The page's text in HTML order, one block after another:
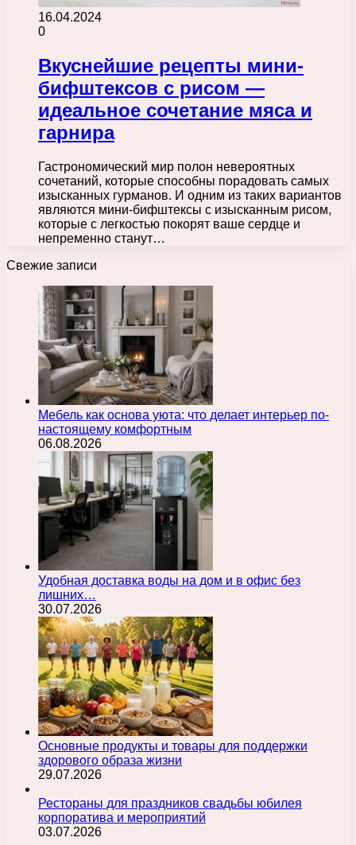
16.04.2024
0
Вкуснейшие рецепты мини-
бифштексов с рисом —
идеальное сочетание мяса и
гарнира
Гастрономический мир полон невероятных
сочетаний, которые способны порадовать самых
изысканных гурманов. И одним из таких вариантов
являются мини-бифштексы с изысканным рисом,
которые с легкостью покорят ваше сердце и
непременно станут…
Свежие записи
Мебель как основа уюта: что делает интерьер по-
настоящему комфортным
06.08.2026
Удобная доставка воды на дом и в офис без
лишних…
30.07.2026
Основные продукты и товары для поддержки
здорового образа жизни
29.07.2026
Рестораны для праздников свадьбы юбилея
корпоратива и мероприятий
03.07.2026